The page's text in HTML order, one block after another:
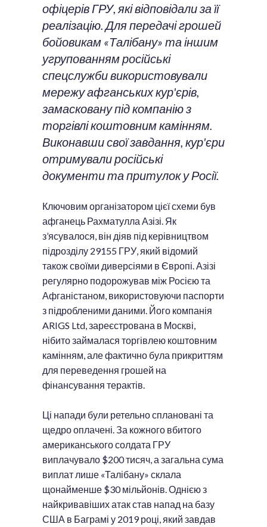
офіцерів ГРУ, які відповідали за її
реалізацію. Для передачі грошей
бойовикам «Талібану» та іншим
угрупованням російські
спецслужби використовували
мережу афганських кур'єрів,
замасковану під компанію з
торгівлі коштовним камінням.
Виконавши свої завдання, кур'єри
отримували російські
документи та притулок у Росії.
Ключовим організатором цієї схеми був
афганець Рахматулла Азізі. Як
з’ясувалося, він діяв під керівництвом
підрозділу 29155 ГРУ, який відомий
також своїми диверсіями в Європі. Азізі
регулярно подорожував між Росією та
Афганістаном, використовуючи паспорти
з підробленими даними. Його компанія
ARIGS Ltd, зареєстрована в Москві,
нібито займалася торгівлею коштовним
камінням, але фактично була прикриттям
для переведення грошей на
фінансування терактів.
Ці напади були ретельно сплановані та
щедро оплачені. За кожного вбитого
американського солдата ГРУ
виплачувало $200 тисяч, а загальна сума
виплат лише «Талібану» склала
щонайменше $30 мільйонів. Однією з
найкривавіших атак став напад на базу
США в Баграмі у 2019 році, який завдав